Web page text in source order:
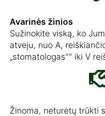
Avarinės žinios
Sužinokite viską, ko
atveju, nuo A,
„stomatologas"" iki V
Žinoma, neturėtų trūkti